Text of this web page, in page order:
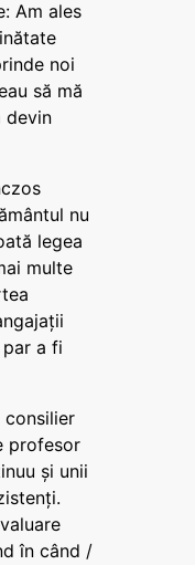
Am ales
noi
să mă
devin
nu
legea
multe
a fi
consilier
profesor
și unii
în când /